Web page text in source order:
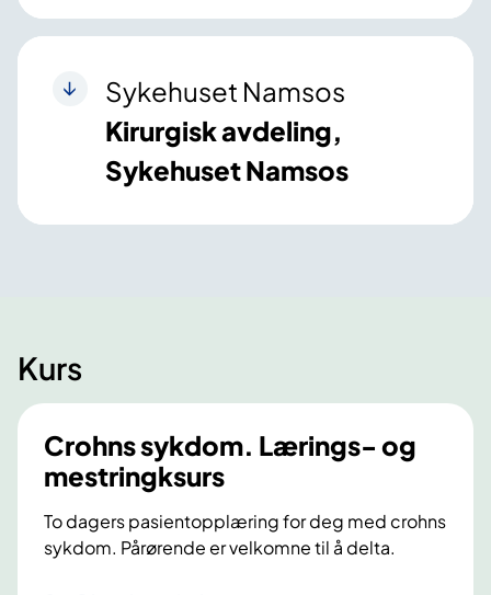
Sykehuset Namsos
Kirurgisk avdeling,
Sykehuset Namsos
Kurs
Crohns sykdom. Lærings- og
mestringksurs
To dagers pasientopplæring for deg med crohns
sykdom. Pårørende er velkomne til å delta.